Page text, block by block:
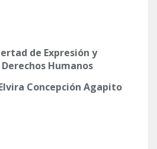
de Expresión y
Humanos
Concepción Agapito